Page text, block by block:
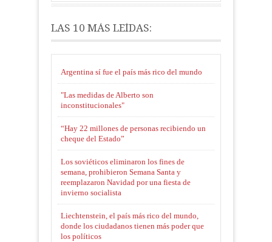
LAS 10 MÁS LEÍDAS:
Argentina sí fue el país más rico del mundo
"Las medidas de Alberto son
inconstitucionales"
“Hay 22 millones de personas recibiendo un
cheque del Estado”
Los soviéticos eliminaron los fines de
semana, prohibieron Semana Santa y
reemplazaron Navidad por una fiesta de
invierno socialista
Liechtenstein, el país más rico del mundo,
donde los ciudadanos tienen más poder que
los políticos